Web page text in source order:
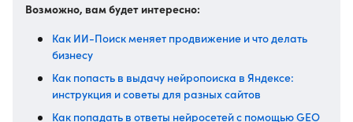
Возможно, вам будет интересно:
Как ИИ-Поиск меняет продвижение и что делать
бизнесу
Как попасть в выдачу нейропоиска в Яндексе:
инструкция и советы для разных сайтов
Как попадать в ответы нейросетей с помощью GEO